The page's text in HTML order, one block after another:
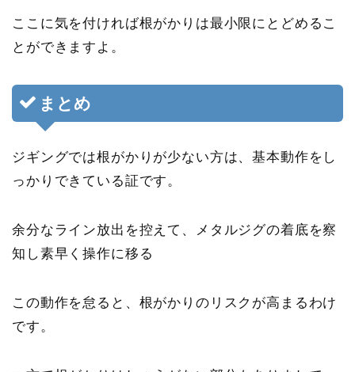
ここに気を付ければ根がかりは最小限にとどめるこ
とができますよ。
まとめ
ジギングでは根がかりが少ない方は、基本動作をし
っかりできている証です。
余分なライン放出を控えて、メタルジグの着底を察
知し素早く操作に移る
この動作を怠ると、根がかりのリスクが高まるわけ
です。